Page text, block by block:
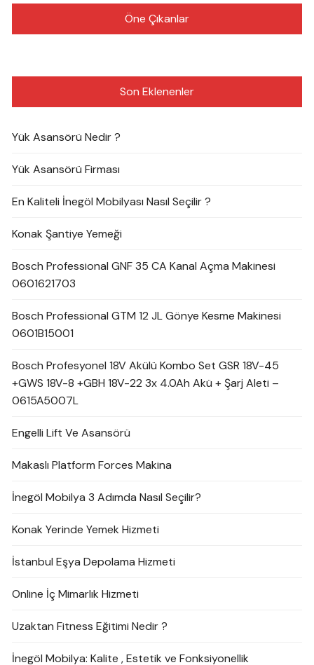
Öne Çıkanlar
Son Eklenenler
Yük Asansörü Nedir ?
Yük Asansörü Firması
En Kaliteli İnegöl Mobilyası Nasıl Seçilir ?
Konak Şantiye Yemeği
Bosch Professional GNF 35 CA Kanal Açma Makinesi
0601621703
Bosch Professional GTM 12 JL Gönye Kesme Makinesi
0601B15001
Bosch Profesyonel 18V Akülü Kombo Set GSR 18V-45
+GWS 18V-8 +GBH 18V-22 3x 4.0Ah Akü + Şarj Aleti –
0615A5007L
Engelli Lift Ve Asansörü
Makaslı Platform Forces Makina
İnegöl Mobilya 3 Adımda Nasıl Seçilir?
Konak Yerinde Yemek Hizmeti
İstanbul Eşya Depolama Hizmeti
Online İç Mimarlık Hizmeti
Uzaktan Fitness Eğitimi Nedir ?
İnegöl Mobilya: Kalite , Estetik ve Fonksiyonellik